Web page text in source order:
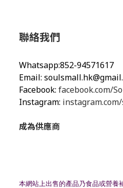
聯絡我們
Whatsapp:852-94571617
Email:
Facebook: facebook.com/
Instagram:
成為供應商
本網站上出售的產品乃食品或營養